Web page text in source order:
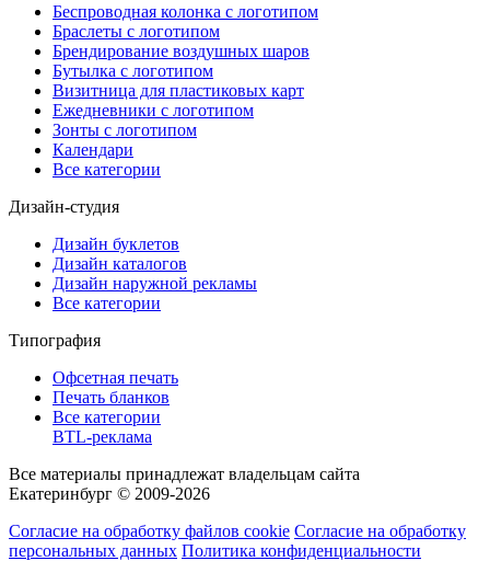
Беспроводная колонка с логотипом
Браслеты с логотипом
Брендирование воздушных шаров
Бутылка с логотипом
Визитница для пластиковых карт
Ежедневники с логотипом
Зонты с логотипом
Календари
Все категории
Дизайн-студия
Дизайн буклетов
Дизайн каталогов
Дизайн наружной рекламы
Все категории
Типография
Офсетная печать
Печать бланков
Все категории
BTL-реклама
Все материалы принадлежат владельцам сайта
Екатеринбург © 2009-2026
Согласие на обработку файлов cookie Согласие на обработку
персональных данных Политика конфиденциальности